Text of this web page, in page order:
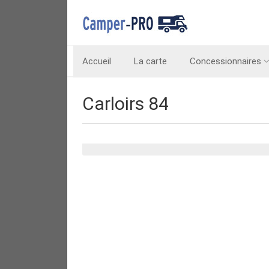
Accueil La carte Concessionnaires
Carloirs 84